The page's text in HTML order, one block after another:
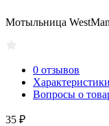
Мотыльница
0 отзывов
Характеристики
Вопросы о
35 ₽